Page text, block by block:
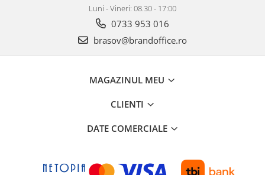
Luni - Vineri: 08.30 - 17:00
0733 953 016
brasov@brandoffice.ro
MAGAZINUL MEU
CLIENTI
DATE COMERCIALE